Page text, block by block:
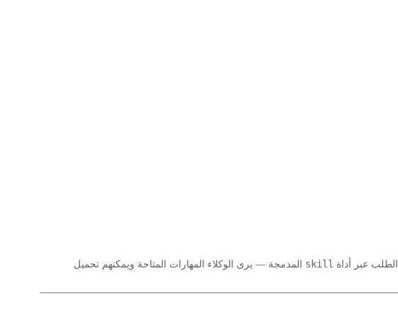
skill المدمجة — يرى الوكلاء المهارات المتاحة ويمكنهم تحميل